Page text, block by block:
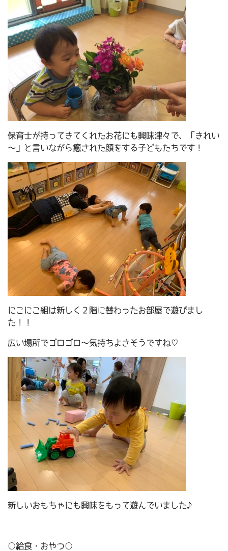
保育士が持ってきてくれたお花にも興味津々で、「きれい
～」と言いながら癒された顔をする子どもたちです！
にこにこ組は新しく２階に替わったお部屋で遊びまし
た！！
広い場所でゴロゴロ～気持ちよさそうですね♡
新しいおもちゃにも興味をもって遊んでいました♪
○給食・おやつ○